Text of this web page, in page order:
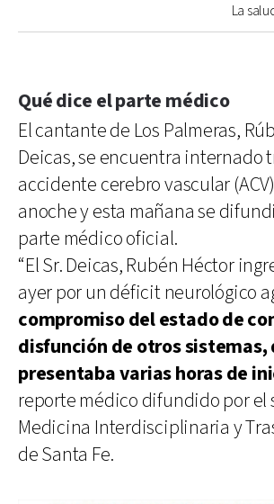
La
Qué dice el parte médico
El cantante de Los Palmeras,
Deicas, se encuentra internado
accidente cerebro vascular
anoche y esta mañana se
parte médico oficial.
“El Sr. Deicas, Rubén Héctor
ayer por un déficit neurológico
compromiso del estado de
disfunción de otros
presentaba varias horas de
reporte médico difundido por el
Medicina Interdisciplinaria y
de Santa Fe.